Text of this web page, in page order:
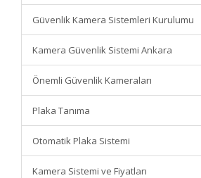
Güvenlik Kamera Sistemleri Kurulumu
Kamera Güvenlik Sistemi Ankara
Önemli Güvenlik Kameraları
Plaka Tanıma
Otomatik Plaka Sistemi
Kamera Sistemi ve Fiyatları